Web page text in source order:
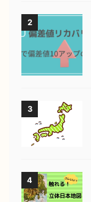
2
3
4